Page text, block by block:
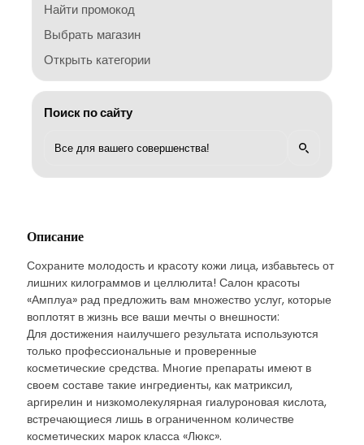
Найти промокод
Выбрать магазин
Открыть категории
Поиск по сайту
Описание
Сохраните молодость и красоту кожи лица, избавьтесь от
лишних килограммов и целлюлита! Салон красоты
«Амплуа» рад предложить вам множество услуг, которые
воплотят в жизнь все ваши мечты о внешности:
Для достижения наилучшего результата используются
только профессиональные и проверенные
косметические средства. Многие препараты имеют в
своем составе такие ингредиенты, как матриксил,
аргирелин и низкомолекулярная гиалуроновая кислота,
встречающиеся лишь в ограниченном количестве
косметических марок класса «Люкс».